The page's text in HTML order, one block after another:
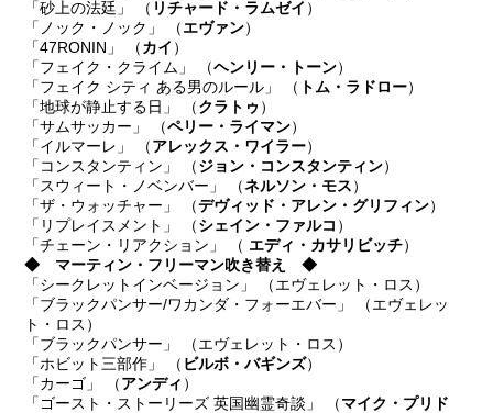
「砂上の法廷」 （ リチャード・ラムゼイ ）
「ノック・ノック」 （エヴァン）
「47RONIN」 （カイ ）
「フェイク・クライム」 （ヘンリー・トーン）
「フェイク シティ ある男のルール」 （ トム・ラドロー）
「地球が静止する日」 （クラトゥ ）
「サムサッカー」 （ペリー・ライマン）
「イルマーレ」 （アレックス・ワイラー）
「コンスタンティン」 （ジョン・コンスタンティン）
「スウィート・ノベンバー」 （ネルソン・モス）
「ザ・ウォッチャー」 （デヴィッド・アレン・グリフィン）
「リプレイスメント」 （シェイン・ファルコ ）
「チェーン・リアクション」 （ エディ・カサリビッチ）
◆ マーティン・フリーマン吹き替え ◆
「シークレットインベージョン」 （エヴェレット・ロス）
「ブラックパンサー/ワカンダ・フォーエバー」 （エヴェレッ
ト・ロス）
「ブラックパンサー」 （エヴェレット・ロス）
「ホビット三部作」 （ ビルボ・バギンズ）
「カーゴ」 （アンディ ）
「ゴースト・ストーリーズ 英国幽霊奇談」 （マイク・プリド